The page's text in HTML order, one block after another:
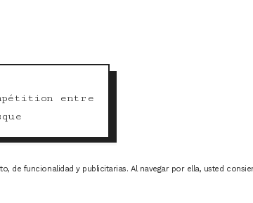
funcionalidad y publicitarias. Al navegar por ella, usted
entre